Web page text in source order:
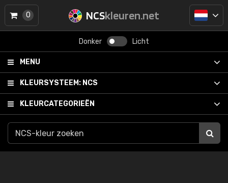
NCSkleuren.net
Donker Licht
MENU
KLEURSYSTEEM: NCS
KLEURCATEGORIEËN
0